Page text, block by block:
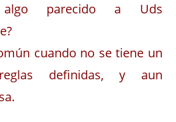
parecido a Uds
cuando no se tiene un
definidas, y aun